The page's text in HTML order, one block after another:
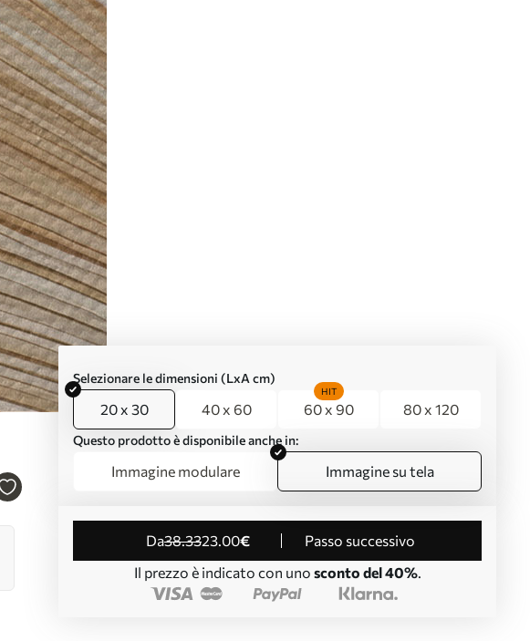
Selezionare le dimensioni (LxA cm)
20 x 30 40 x 60 60 x 90
HIT
80 x 120
Questo prodotto è disponibile anche in:
Immagine modulare Immagine su tela
da38.3323.00€
Passo successivo
Il prezzo è indicato con uno sconto del 40%.